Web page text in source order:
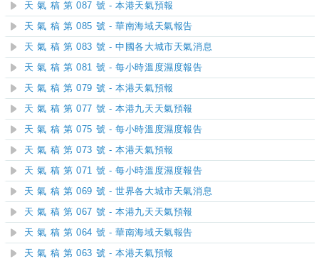
天 氣 稿 第 087 號 - 本港天氣預報
天 氣 稿 第 085 號 - 華南海域天氣報告
天 氣 稿 第 083 號 - 中國各大城市天氣消息
天 氣 稿 第 081 號 - 每小時溫度濕度報告
天 氣 稿 第 079 號 - 本港天氣預報
天 氣 稿 第 077 號 - 本港九天天氣預報
天 氣 稿 第 075 號 - 每小時溫度濕度報告
天 氣 稿 第 073 號 - 本港天氣預報
天 氣 稿 第 071 號 - 每小時溫度濕度報告
天 氣 稿 第 069 號 - 世界各大城市天氣消息
天 氣 稿 第 067 號 - 本港九天天氣預報
天 氣 稿 第 064 號 - 華南海域天氣報告
天 氣 稿 第 063 號 - 本港天氣預報